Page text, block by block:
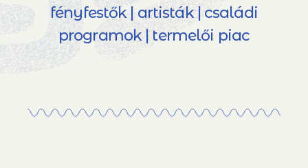
fényfestők | artisták | családi
programok | termelői piac